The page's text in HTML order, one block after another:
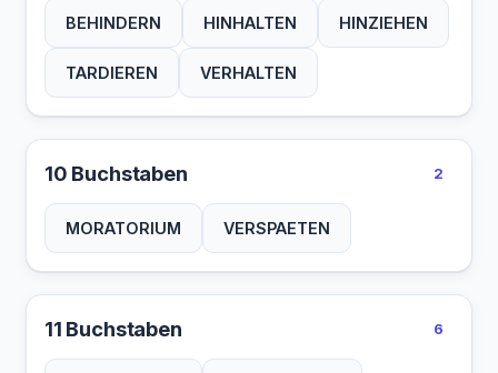
BEHINDERN HINHALTEN HINZIEHEN
TARDIEREN VERHALTEN
10 Buchstaben 2
MORATORIUM VERSPAETEN
11 Buchstaben 6